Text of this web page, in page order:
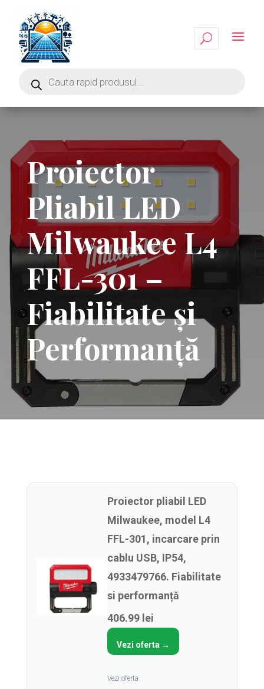
Proiector
Pliabil LED
Milwaukee L4
FFL-301 –
Fiabilitate și
Performanță
Proiector pliabil LED
Milwaukee, model L4
FFL-301, incarcare prin
cablu USB, IP54,
4933479766. Fiabilitate
si performanță
406.99 lei
Vezi oferta →
Vezi oferta